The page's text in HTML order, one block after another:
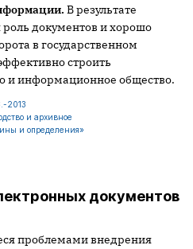
В результате
документов и хорошо
в государственном
строить
и информационное общество.
2013
и архивное
и определения»
документов
проблемами внедрения